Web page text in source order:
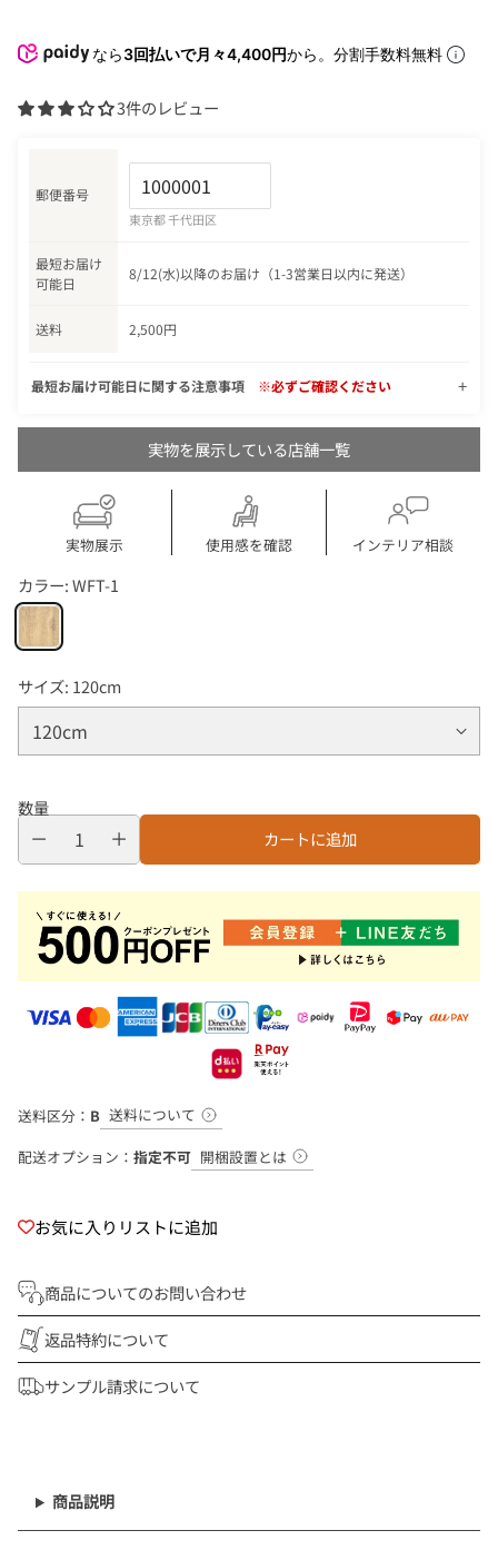
なら3回払いで月々4,400円から。分割手数料無料
3件のレビュー
郵便番号
東京都 千代田区
最短お届け
可能日
8/12(水)以降のお届け（1-3営業日以内に発送）
送料 2,500円
最短お届け可能日に関する注意事項 ※必ずご確認ください
実物を展示している店舗一覧
実物展示 使用感を確認 インテリア相談
カラー:WFT-1
サイズ: 120cm
数量
カートに追加
送料区分： B 送料について
配送オプション： 指定不可 開梱設置とは
お気に入りリストに追加
商品についてのお問い合わせ
返品特約について
サンプル請求について
商品説明